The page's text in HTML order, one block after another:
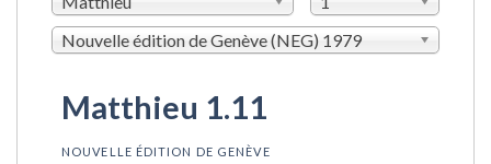
Nouvelle édition de Genève (NEG) 1979
Matthieu 1.11
NOUVELLE ÉDITION DE GENÈVE